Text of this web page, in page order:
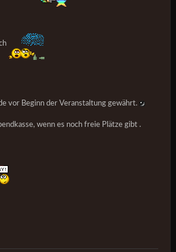
vor Beginn der Veranstaltung gewährt.
wenn es noch freie Plätze gibt .